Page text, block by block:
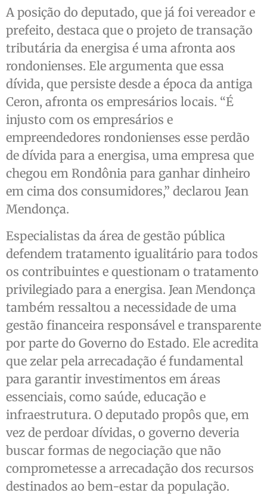
A posição do deputado, que já foi vereador e
prefeito, destaca que o projeto de transação
tributária da energisa é uma afronta aos
rondonienses. Ele argumenta que essa
dívida, que persiste desde a época da antiga
Ceron, afronta os empresários locais. “É
injusto com os empresários e
empreendedores rondonienses esse perdão
de dívida para a energisa, uma empresa que
chegou em Rondônia para ganhar dinheiro
em cima dos consumidores,” declarou Jean
Mendonça.
Especialistas da área de gestão pública
defendem tratamento igualitário para todos
os contribuintes e questionam o tratamento
privilegiado para a energisa. Jean Mendonça
também ressaltou a necessidade de uma
gestão financeira responsável e transparente
por parte do Governo do Estado. Ele acredita
que zelar pela arrecadação é fundamental
para garantir investimentos em áreas
essenciais, como saúde, educação e
infraestrutura. O deputado propôs que, em
vez de perdoar dívidas, o governo deveria
buscar formas de negociação que não
comprometesse a arrecadação dos recursos
destinados ao bem-estar da população.